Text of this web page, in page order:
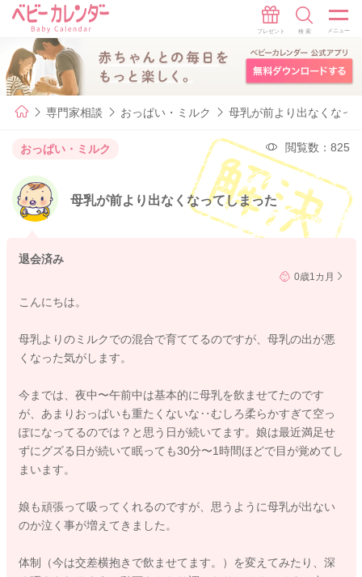
専門家相談 おっぱい・ミルク 母乳が前より出なくなっ
おっぱい・ミルク 閲覧数：825
母乳が前より出なくなってしまった
退会済み
0歳1カ月
こんにちは。
母乳よりのミルクでの混合で育ててるのですが、母乳の出が悪
くなった気がします。
今までは、夜中〜午前中は基本的に母乳を飲ませてたのです
が、あまりおっぱいも重たくないな‥むしろ柔らかすぎて空っ
ぽになってるのでは？と思う日が続いてます。娘は最近満足せ
ずにグズる日が続いて眠っても30分〜1時間ほどで目が覚めてし
まいます。
娘も頑張って吸ってくれるのですが、思うように母乳が出ない
のか泣く事が増えてきました。
体制（今は交差横抱きで飲ませてます。）を変えてみたり、深